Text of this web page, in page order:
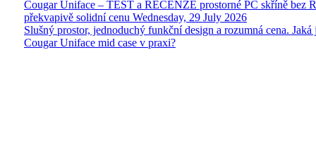
Cougar Uniface – TEST a RECENZE prostorné PC skříně bez
překvapivě solidní cenu Wednesday, 29 July 2026
Slušný prostor, jednoduchý funkční design a rozumná cena. Jaká
Cougar Uniface mid case v praxi?